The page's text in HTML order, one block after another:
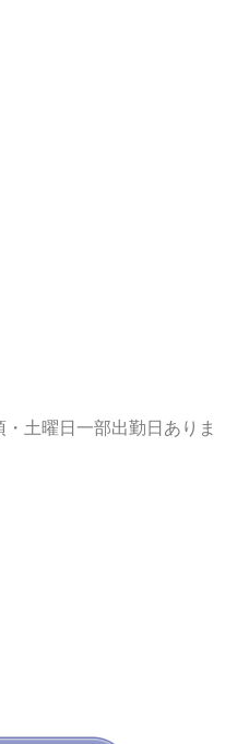
土曜日一部出勤日ありま